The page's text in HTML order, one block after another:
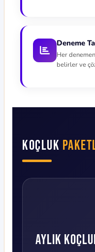
Deneme
Her
belirler ve
Koçluk
Aylık